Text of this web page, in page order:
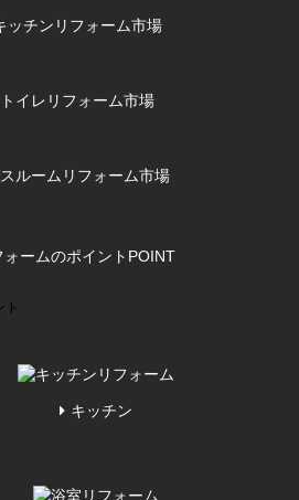
ッチンリフォーム市場
トイレリフォーム市場
ルームリフォーム市場
ォームのポイント POINT
ト
キッチン